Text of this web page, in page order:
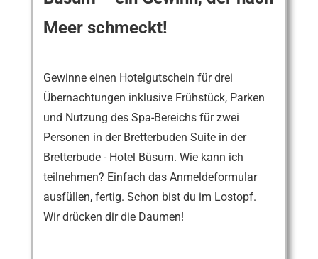
Meer schmeckt!
Gewinne einen Hotelgutschein für drei
Übernachtungen inklusive Frühstück, Parken
und Nutzung des Spa-Bereichs für zwei
Personen in der Bretterbuden Suite in der
Bretterbude - Hotel Büsum. Wie kann ich
teilnehmen? Einfach das Anmeldeformular
ausfüllen, fertig. Schon bist du im Lostopf.
Wir drücken dir die Daumen!